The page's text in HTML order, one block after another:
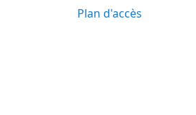
Plan d'accès